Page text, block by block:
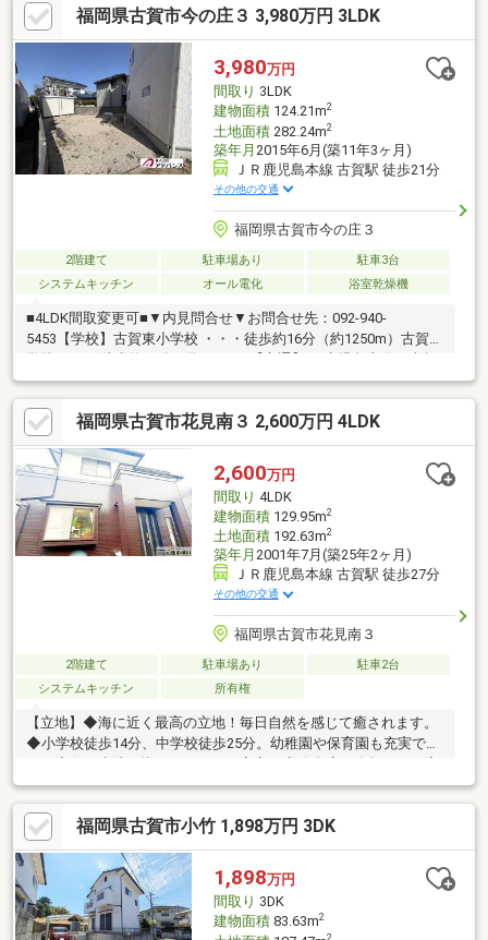
福岡県古賀市今の庄３ 3,980万円 3LDK
3,980万円
間取り 3LDK
建物面積124.21m2
土地面積282.24m2
築年月 2015年6月(築11年3ヶ月)
ＪＲ鹿児島本線 古賀駅 徒歩21分
その他の交通
福岡県古賀市今の庄３
2階建て 駐車場あり
駐車3台
システムキッチン
オール電化 浴室乾燥機
■4LDK間取変更可■▼内見問合せ▼お問合せ先：092-940-
5453【学校】古賀東小学校 ・・・徒歩約16分（約1250m）古賀中
駅 徒歩約21分【お勧めポイント】■アトリエ（仕事場・作業場）
有り■太陽光パネル10ｋW設置■庭■高速近く■駐車場5～6台（車種
による）■収納多数■TVモニターインターホン■リビング20帖以上
■カウンターキッチン■脱衣所広々■トイレ2箇所■注文住宅■オー
ル電化■ロフト
福岡県古賀市花見南３ 2,600万円 4LDK
2,600万円
間取り 4LDK
建物面積129.95m2
土地面積192.63m2
築年月 2001年7月(築25年2ヶ月)
ＪＲ鹿児島本線 古賀駅 徒歩27分
その他の交通
福岡県古賀市花見南３
2階建て 駐車場あり
駐車2台
システムキッチン
所有権
【立地】◆海に近く最高の立地！毎日自然を感じて癒されます。
◆小学校徒歩14分、中学校徒歩25分。幼稚園や保育園も充実で
事を一休みしたい日も楽しみですね。◆JR鹿児島本線「古賀」駅
徒歩20分。博多駅まで電車に揺られて25分で行けます！【設備・
機能】◆広々としたウォークインクローゼット付き！各個室に収
納も付いているので服が多い方も安心。◆勝手口があるので、ゴ
ミの一時保管も便利です。◆南面バルコニーで気持ちの良い採光
が期待できます。◆リビング階段のため家族との交流も増えると
思います！
福岡県古賀市小竹 1,898万円 3DK
1,898万円
間取り 3DK
建物面積83.63m2
2